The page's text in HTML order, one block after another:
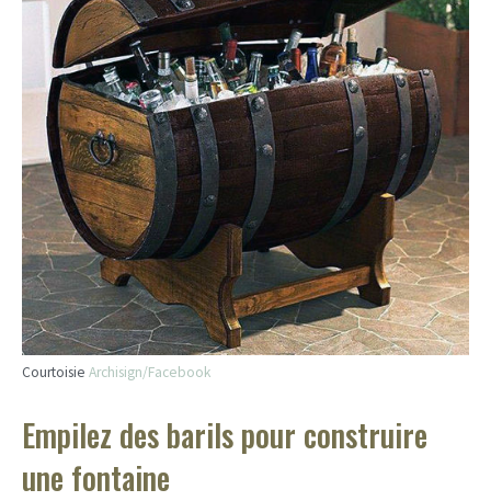
Courtoisie Archisign/Facebook
Empilez des barils pour construire
une fontaine